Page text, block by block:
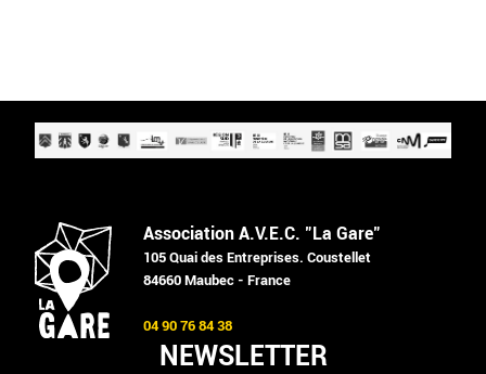
Association A.V.E.C. "La Gare"
105 Quai des Entreprises. Coustellet
84660 Maubec - France
04 90 76 84 38
NEWSLETTER